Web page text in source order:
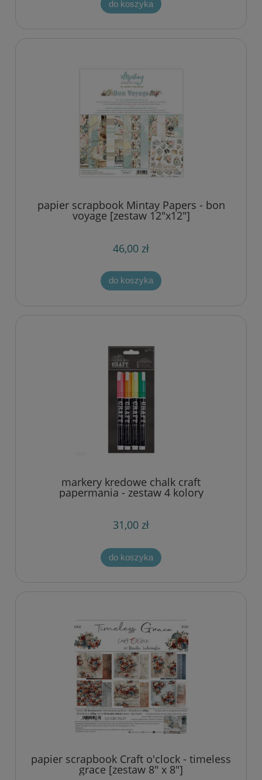
do koszyka
papier scrapbook Mintay Papers - bon
voyage [zestaw 12"x12"]
46,00 zł
do koszyka
markery kredowe chalk craft
papermania - zestaw 4 kolory
31,00 zł
do koszyka
papier scrapbook Craft o'clock - timeless
grace [zestaw 8" x 8"]